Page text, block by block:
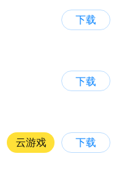
下载
下载
云游戏 下载